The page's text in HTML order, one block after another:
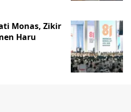
Monas, Zikir
Haru